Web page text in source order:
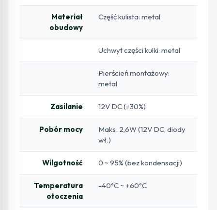
Materiał
obudowy
Część kulista: metal
Uchwyt części kulki: metal
Pierścień montażowy:
metal
Zasilanie 12V DC (±30%)
Pobór mocy
Maks. 2,6W (12V DC, diody
wł.)
Wilgotność 0 ~ 95% (bez kondensacji)
Temperatura
otoczenia
-40°C ~ +60°C